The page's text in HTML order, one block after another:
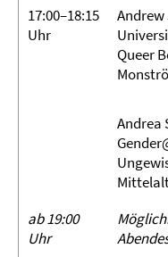
17:00–18:15
Uhr
Andrew
Queer
Andrea
ab 19:00
Uhr